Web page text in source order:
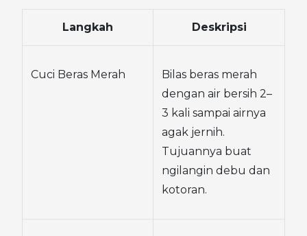
Langkah Deskripsi
Cuci Beras Merah
Bilas beras merah
dengan air bersih 2–
3 kali sampai airnya
agak jernih.
Tujuannya buat
ngilangin debu dan
kotoran.